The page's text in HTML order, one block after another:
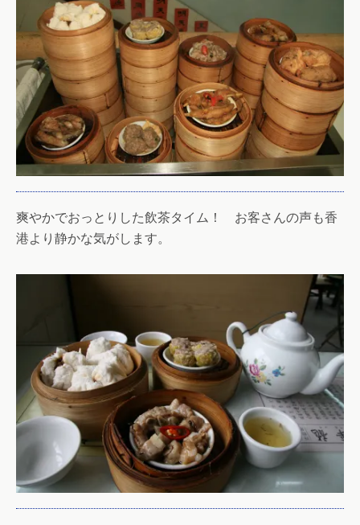
爽やかでおっとりした飲茶タイム！ お客さんの声も香
港より静かな気がします。